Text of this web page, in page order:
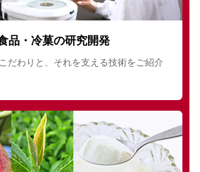
品・冷菓の研究開発
だわりと、それを支える技術をご紹介